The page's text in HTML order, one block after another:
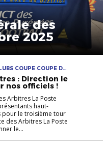
des
2025
COUPE COUPE DE
: Direction le
nos officiels !
Arbitres La Poste
haut-
pour le troisième tour
des Arbitres La Poste
le...